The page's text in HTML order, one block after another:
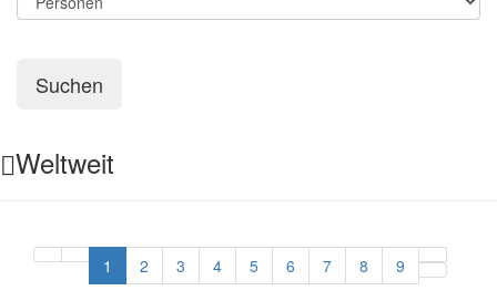
Suchen
Weltweit
1 2 3 4 5 6 7 8 9